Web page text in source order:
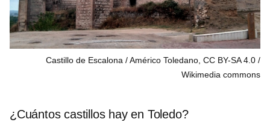
Castillo de Escalona / Américo Toledano, CC BY-SA 4.0
Wikimedia commons
¿Cuántos castillos hay en Toledo?